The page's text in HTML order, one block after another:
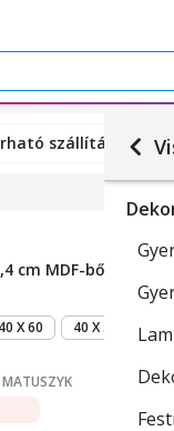
szállítási idő
cm MDF-ből
40 X 60
40 X 50